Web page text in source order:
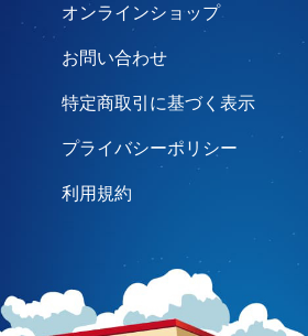
オンラインショップ
お問い合わせ
特定商取引に基づく表示
プライバシーポリシー
利用規約